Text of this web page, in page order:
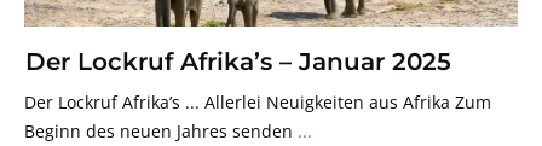
Der Lockruf Afrika’s – Januar 2025
Der Lockruf Afrika’s ... Allerlei Neuigkeiten aus Afrika Zum
Beginn des neuen Jahres senden ...